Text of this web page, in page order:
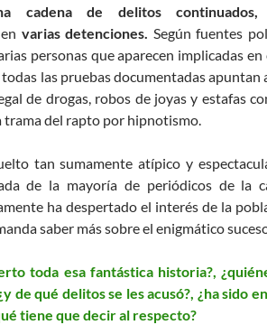
cadena de delitos continuados,
varias detenciones. Según fuentes
personas que aparecen implicadas
todas las pruebas documentadas apuntan
de drogas, robos de joyas y estafas
trama del rapto por hipnotismo.
tan sumamente atípico y
de la mayoría de periódicos de la
ha despertado el interés de la
saber más sobre el enigmático
toda esa fantástica historia?,
de qué delitos se les acusó?, ¿ha sido
tiene que decir al respecto?